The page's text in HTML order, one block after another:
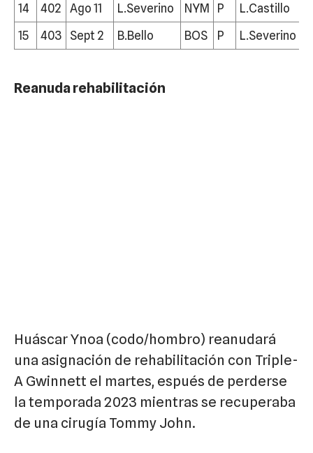
14 402 Ago 11 L.Severino NYM P L.Castillo
15
403 Sept 2 B.Bello BOS P L.Severino
Reanuda rehabilitación
Huáscar Ynoa (codo/hombro) reanudará
una asignación de rehabilitación con Triple-
A Gwinnett el martes, espués de perderse
la temporada 2023 mientras se recuperaba
de una cirugía Tommy John.